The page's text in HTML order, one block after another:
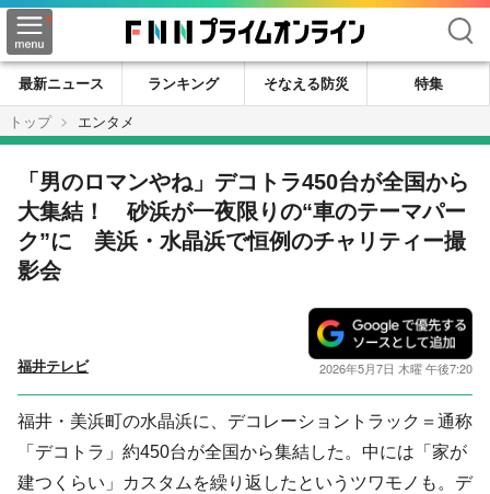
検索
最新ニュース ランキング そなえる防災
特集
トップ
エンタメ
「男のロマンやね」デコトラ450台が全国から
大集結！ 砂浜が一夜限りの“車のテーマパー
ク”に 美浜・水晶浜で恒例のチャリティー撮
影会
福井テレビ 2026年5月7日 木曜 午後7:20
福井・美浜町の水晶浜に、デコレーショントラック＝通称
「デコトラ」約450台が全国から集結した。中には「家が
建つくらい」カスタムを繰り返したというツワモノも。デ